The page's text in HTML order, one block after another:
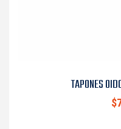
TAPONES